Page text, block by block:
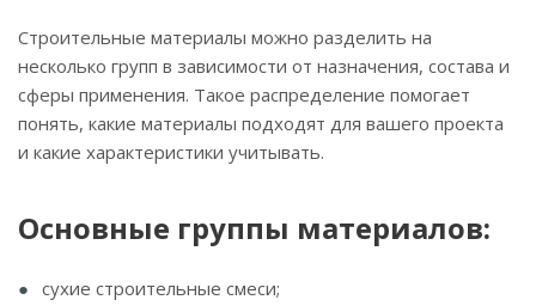
Строительные материалы можно разделить на
несколько групп в зависимости от назначения, состава и
сферы применения. Такое распределение помогает
понять, какие материалы подходят для вашего проекта
и какие характеристики учитывать.
Основные группы материалов:
сухие строительные смеси;